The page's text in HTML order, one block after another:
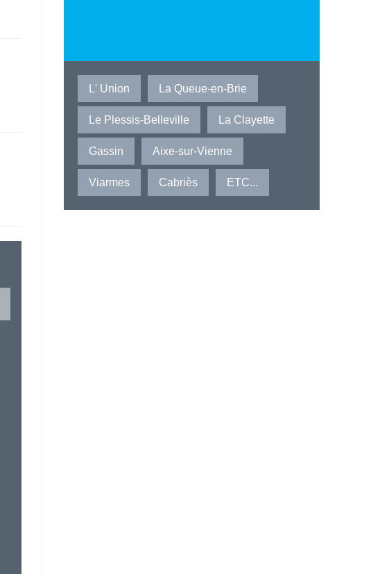
L' Union La Queue-en-Brie
Le Plessis-Belleville La Clayette
Gassin Aixe-sur-Vienne
Viarmes Cabriès ETC...